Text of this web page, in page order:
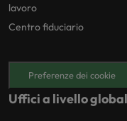
lavoro
Centro fiduciario
Preferenze dei cookie
Uffici a livello